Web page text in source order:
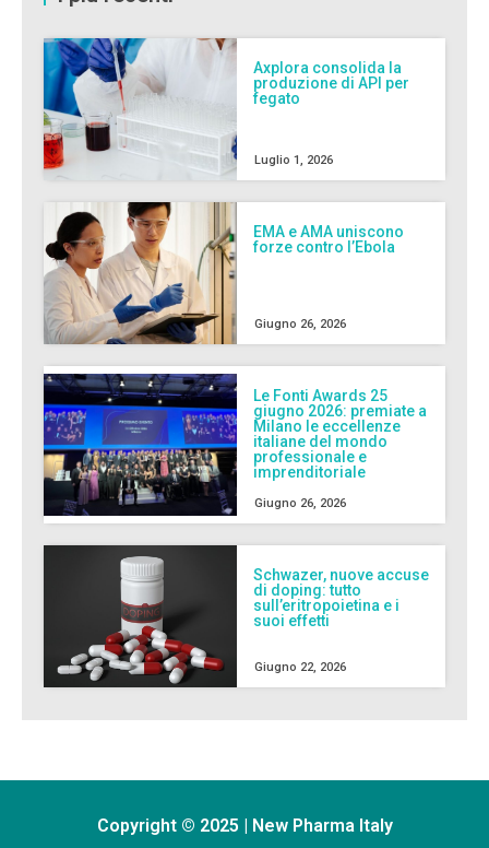
Axplora consolida la
produzione di API per
fegato
Luglio 1, 2026
EMA e AMA uniscono
forze contro l’Ebola
Giugno 26, 2026
Le Fonti Awards 25
giugno 2026: premiate a
Milano le eccellenze
italiane del mondo
professionale e
imprenditoriale
Giugno 26, 2026
Schwazer, nuove accuse
di doping: tutto
sull’eritropoietina e i
suoi effetti
Giugno 22, 2026
Copyright © 2025 | New Pharma Italy